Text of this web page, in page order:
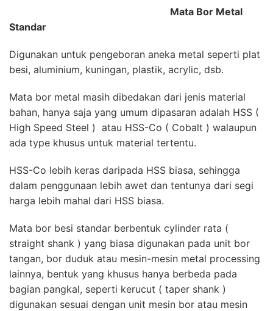
Mata Bor Metal
Standar
Digunakan untuk pengeboran aneka metal seperti plat
besi, aluminium, kuningan, plastik, acrylic, dsb.
Mata bor metal masih dibedakan dari jenis material
bahan, hanya saja yang umum dipasaran adalah HSS (
High Speed Steel ) atau HSS-Co ( Cobalt ) walaupun
ada type khusus untuk material tertentu.
HSS-Co lebih keras daripada HSS biasa, sehingga
dalam penggunaan lebih awet dan tentunya dari segi
harga lebih mahal dari HSS biasa.
Mata bor besi standar berbentuk cylinder rata (
straight shank ) yang biasa digunakan pada unit bor
tangan, bor duduk atau mesin-mesin metal processing
lainnya, bentuk yang khusus hanya berbeda pada
bagian pangkal, seperti kerucut ( taper shank )
digunakan sesuai dengan unit mesin bor atau mesin